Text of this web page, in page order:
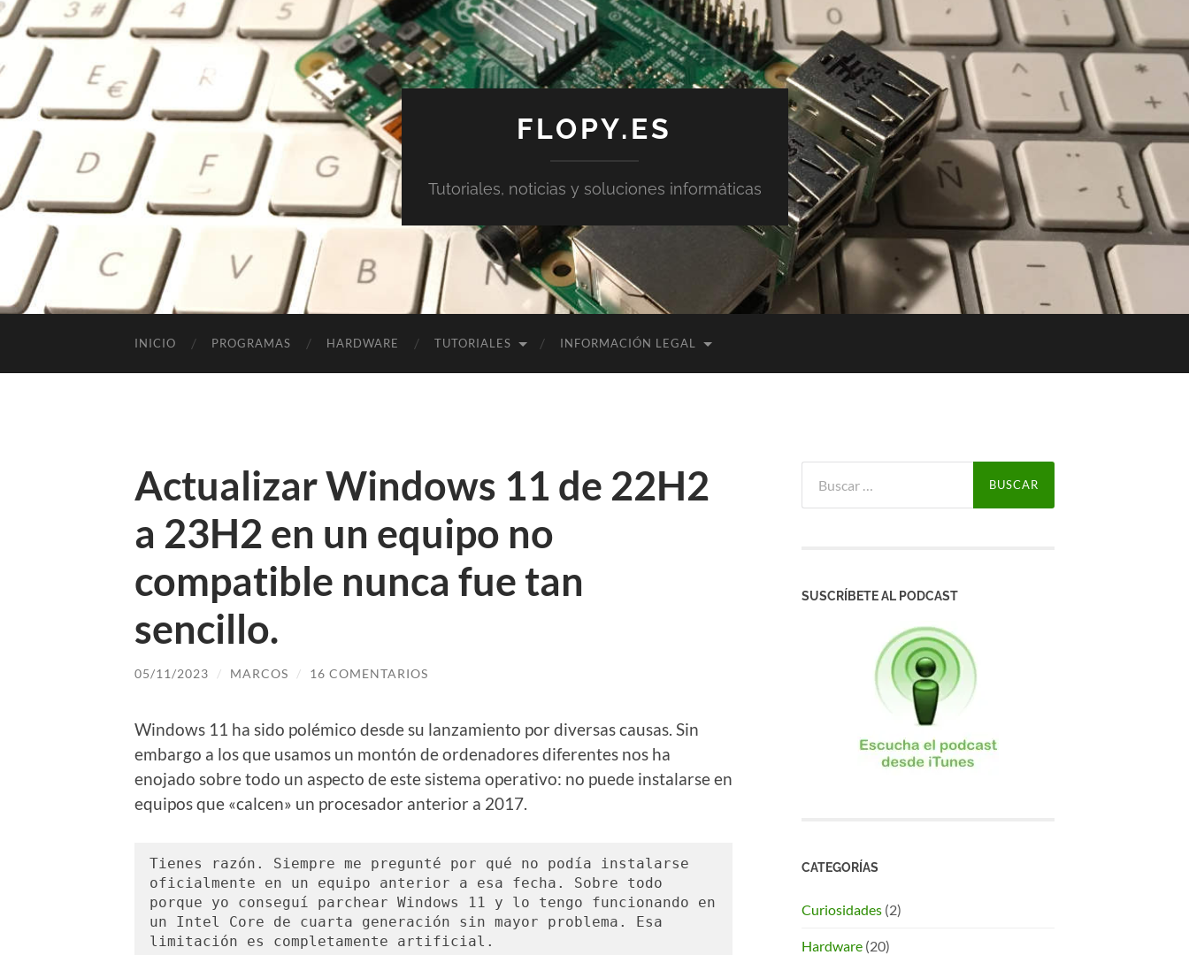
FLOPY.ES
Tutoriales, noticias y soluciones informáticas
INICIO PROGRAMAS HARDWARE TUTORIALES INFORMACIÓN LEGAL
Actualizar Windows 11 de 22H2
a 23H2 en un equipo no
compatible nunca fue tan
sencillo.
05/11/2023 / MARCOS / 16 COMENTARIOS
Windows 11 ha sido polémico desde su lanzamiento por diversas causas. Sin
embargo a los que usamos un montón de ordenadores diferentes nos ha
enojado sobre todo un aspecto de este sistema operativo: no puede instalarse en
equipos que «calcen» un procesador anterior a 2017.
Tienes razón. Siempre me pregunté por qué no podía instalarse
oficialmente en un equipo anterior a esa fecha. Sobre todo
porque yo conseguí parchear Windows 11 y lo tengo funcionando en
un Intel Core de cuarta generación sin mayor problema. Esa
limitación es completamente artificial.
SUSCRÍBETE AL PODCAST
CATEGORÍAS
Curiosidades (2)
Hardware (20)